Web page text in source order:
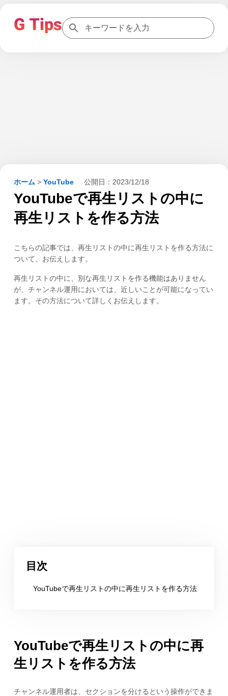
ホーム > YouTube 公開日： 2023/12/18
YouTubeで再生リストの中に
再生リストを作る方法
こちらの記事では、再生リストの中に再生リストを作る方法に
ついて、お伝えします。
再生リストの中に、別な再生リストを作る機能はありません
が、チャンネル運用においては、近しいことが可能になってい
ます。その方法について詳しくお伝えします。
目次
YouTubeで再生リストの中に再生リストを作る方法
YouTubeで再生リストの中に再
生リストを作る方法
チャンネル運用者は、セクションを分けるという操作ができま